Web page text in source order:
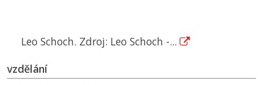
Leo Schoch. Zdroj: Leo Schoch -...
vzdělání